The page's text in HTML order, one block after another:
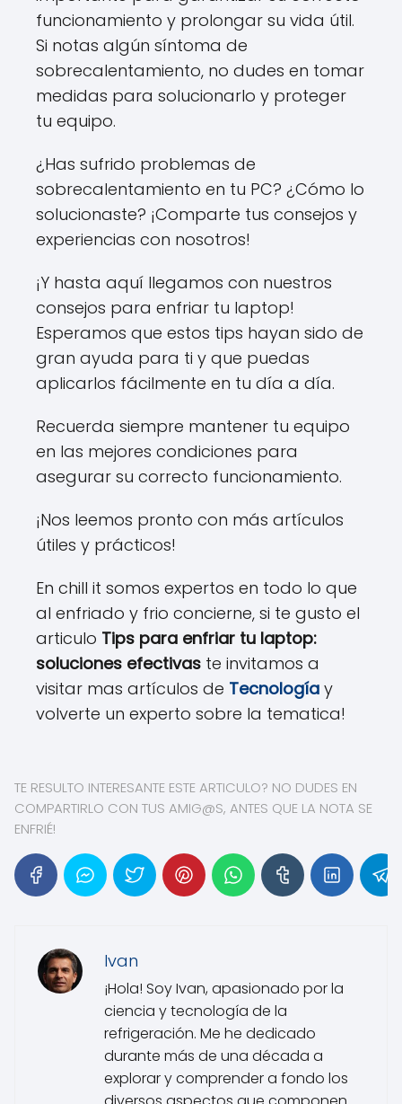
funcionamiento y prolongar su vida útil.
Si notas algún síntoma de
sobrecalentamiento, no dudes en tomar
medidas para solucionarlo y proteger
tu equipo.
¿Has sufrido problemas de
sobrecalentamiento en tu PC? ¿Cómo lo
solucionaste? ¡Comparte tus consejos y
experiencias con nosotros!
¡Y hasta aquí llegamos con nuestros
consejos para enfriar tu laptop!
Esperamos que estos tips hayan sido de
gran ayuda para ti y que puedas
aplicarlos fácilmente en tu día a día.
Recuerda siempre mantener tu equipo
en las mejores condiciones para
asegurar su correcto funcionamiento.
¡Nos leemos pronto con más artículos
útiles y prácticos!
En chill it somos expertos en todo lo que
al enfriado y frio concierne, si te gusto el
articulo Tips para enfriar tu laptop:
soluciones efectivas te invitamos a
visitar mas artículos de Tecnología y
volverte un experto sobre la tematica!
TE RESULTO INTERESANTE ESTE ARTICULO? NO DUDES EN
COMPARTIRLO CON TUS AMIG@S, ANTES QUE LA NOTA SE
ENFRIÉ!
Ivan
¡Hola! Soy Ivan, apasionado por la
ciencia y tecnología de la
refrigeración. Me he dedicado
durante más de una década a
explorar y comprender a fondo los